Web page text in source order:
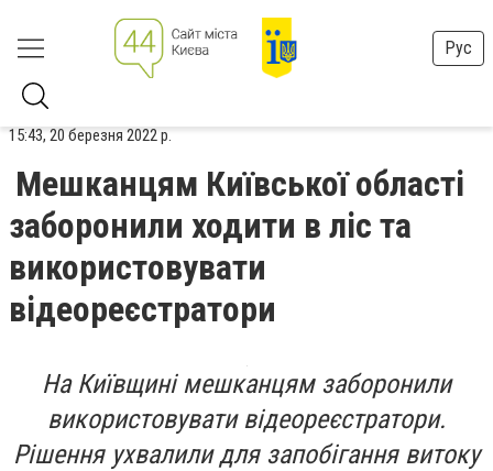
Рус
15:43, 20 березня 2022 р.
Мешканцям Київської області
заборонили ходити в ліс та
використовувати
відеореєстратори
На Київщині мешканцям заборонили
використовувати відеореєстратори.
Рішення ухвалили для запобігання витоку